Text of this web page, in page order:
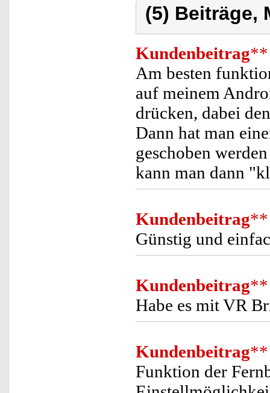
(5) Beiträge,
Kundenbeitrag**
Am besten
auf meinem
drücken, dabei
Dann hat man
geschoben
kann man dann
Kundenbeitrag**
Günstig und
Kundenbeitrag**
Habe es mit VR
Kundenbeitrag**
Funktion der